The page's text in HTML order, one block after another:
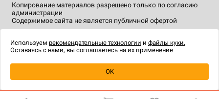
Копирование материалов разрешено только по согласию
администрации
Содержимое сайта не является публичной офертой
технологии .
Используем рекомендательные технологии и файлы куки.
Оставаясь с нами, вы соглашаетесь на их применение
OK